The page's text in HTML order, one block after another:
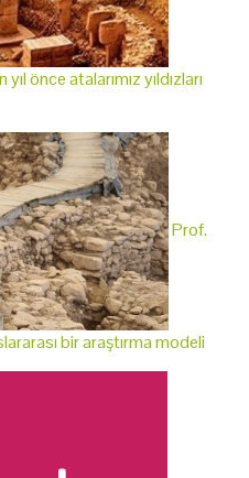
önce atalarımız yıldızları
Prof.
bir araştırma modeli